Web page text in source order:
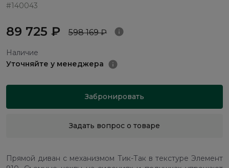
#140043
89 725 ₽ 598 169 ₽
Наличие
Уточняйте у менеджера
Забронировать
Задать вопрос о товаре
Прямой диван с механизмом Тик-Так в текстуре Элемент